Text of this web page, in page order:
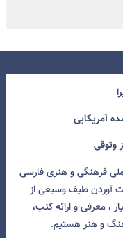
آمریکایی
وثوقی
فرهنگی و هنری فارسی
آوردن طیف وسیعی از
، معرفی و ارائه کتب،
و هنر هستیم.